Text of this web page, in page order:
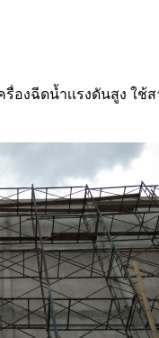
น้ำเเรงดันสูง ใช้สา